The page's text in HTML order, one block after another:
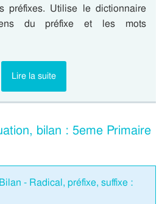
préfixes. Utilise le dictionnaire
du préfixe et les mots
Lire la suite
bilan : 5eme Primaire
- Radical, préfixe, suffixe :